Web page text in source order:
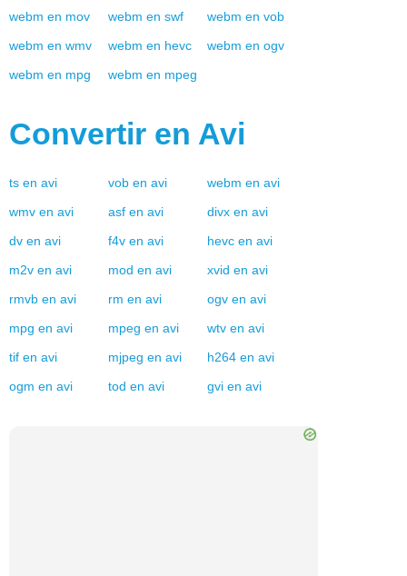
webm en mov webm en swf webm en vob
webm en wmv webm en hevc webm en ogv
webm en mpg webm en mpeg
Convertir en Avi
ts en avi vob en avi webm en avi
wmv en avi asf en avi divx en avi
dv en avi f4v en avi hevc en avi
m2v en avi mod en avi xvid en avi
rmvb en avi rm en avi ogv en avi
mpg en avi mpeg en avi wtv en avi
tif en avi mjpeg en avi h264 en avi
ogm en avi tod en avi gvi en avi